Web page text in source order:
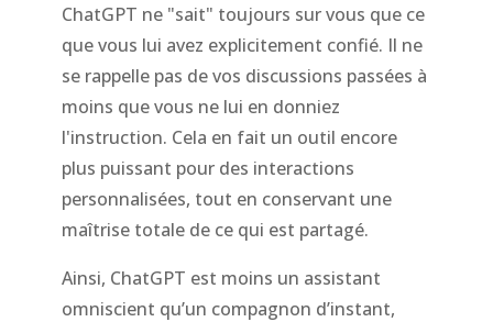
ChatGPT ne "sait" toujours sur vous que ce
que vous lui avez explicitement confié. Il ne
se rappelle pas de vos discussions passées à
moins que vous ne lui en donniez
l'instruction. Cela en fait un outil encore
plus puissant pour des interactions
personnalisées, tout en conservant une
maîtrise totale de ce qui est partagé.
Ainsi, ChatGPT est moins un assistant
omniscient qu’un compagnon d’instant,